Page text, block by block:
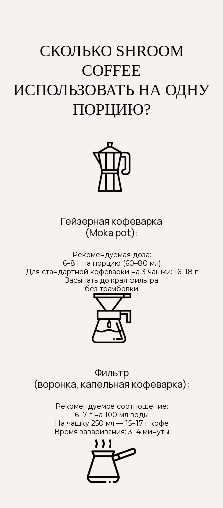
СКОЛЬКО SHROOM
COFFEE
ИСПОЛЬЗОВАТЬ НА ОДНУ
ПОРЦИЮ?
Гейзерная кофеварка
(Moka pot):
Рекомендуемая доза:
6–8 г на порцию (60–80 мл)
Для стандартной кофеварки на 3 чашки: 16–18 г
Засыпать до края фильтра
без трамбовки
Фильтр
(воронка, капельная кофеварка):
Рекомендуемое соотношение:
6−7 г на 100 мл воды
На чашку 250 мл — 15−17 г кофе
Время заваривания: 3−4 минуты
ИЗ ЧЕГО СОСТОИТ
SHROOM COFFEE?
КАК ОН ДАЁТ ЭНЕРГИЮ?
ЧЕМ ОТЛИЧАЕТСЯ
ОТ ОБЫЧНОГО КОФЕ?
КАКОЙ ПОМОЛ
У SHROOM COFFEE?